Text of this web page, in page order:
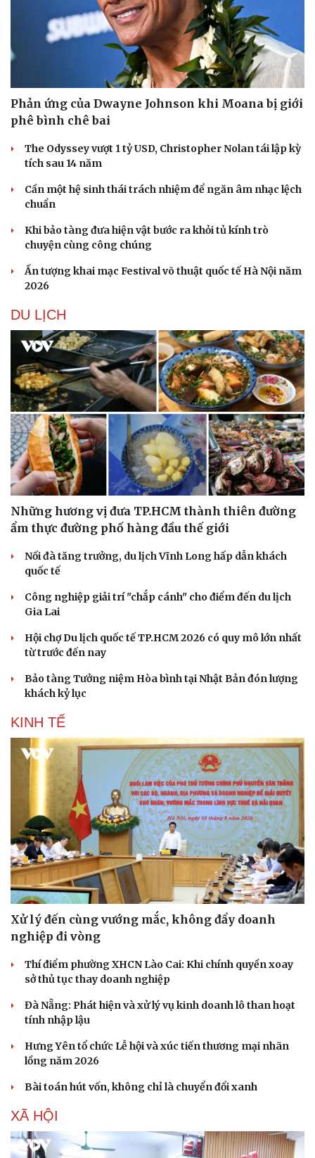
Văn hóa
Sân khấu - Điện ảnh
Âm nhạc
Di sản
Sao Việt
Phản ứng của Dwayne Johnson khi Moana bị giới
phê bình chê bai
The Odyssey vượt 1 tỷ USD, Christopher Nolan tái lập kỳ
tích sau 14 năm
Cần một hệ sinh thái trách nhiệm để ngăn âm nhạc lệch
chuẩn
Khi bảo tàng đưa hiện vật bước ra khỏi tủ kính trò
chuyện cùng công chúng
Ấn tượng khai mạc Festival võ thuật quốc tế Hà Nội năm
2026
DU LỊCH
Những hương vị đưa TP.HCM thành thiên đường
ẩm thực đường phố hàng đầu thế giới
Nối đà tăng trưởng, du lịch Vĩnh Long hấp dẫn khách
quốc tế
Công nghiệp giải trí "chắp cánh" cho điểm đến du lịch
Gia Lai
Hội chợ Du lịch quốc tế TP.HCM 2026 có quy mô lớn nhất
từ trước đến nay
Bảo tàng Tưởng niệm Hòa bình tại Nhật Bản đón lượng
khách kỷ lục
KINH TẾ
Xử lý đến cùng vướng mắc, không đẩy doanh
nghiệp đi vòng
Thí điểm phường XHCN Lào Cai: Khi chính quyền xoay
sở thủ tục thay doanh nghiệp
Đà Nẵng: Phát hiện và xử lý vụ kinh doanh lô than hoạt
tính nhập lậu
Hưng Yên tổ chức Lễ hội và xúc tiến thương mại nhãn
lồng năm 2026
Bài toán hút vốn, không chỉ là chuyển đổi xanh
XÃ HỘI